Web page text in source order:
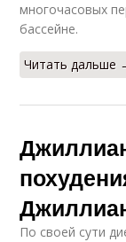
многочасовых
бассейне.
Читать дальше
По своей сути